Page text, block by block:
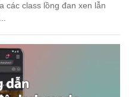
các class lồng đan xen lẫn